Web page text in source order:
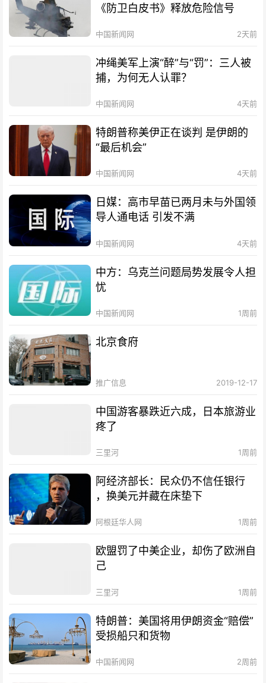
《防卫白皮书》释放危险信号
中国新闻网 2天前
冲绳美军上演“醉”与“罚”：三人被
捕，为何无人认罪？
中国新闻网 4天前
特朗普称美伊正在谈判 是伊朗的
“最后机会”
中国新闻网 4天前
日媒：高市早苗已两月未与外国领
导人通电话 引发不满
中国新闻网 4天前
中方：乌克兰问题局势发展令人担
忧
中国新闻网 1周前
北京食府
推广信息 2019-12-17
中国游客暴跌近六成，日本旅游业
疼了
三里河 1周前
阿经济部长：民众仍不信任银行
，换美元并藏在床垫下
阿根廷华人网 1周前
欧盟罚了中美企业，却伤了欧洲自
己
三里河 1周前
特朗普：美国将用伊朗资金“赔偿”
受损船只和货物
中国新闻网 2周前